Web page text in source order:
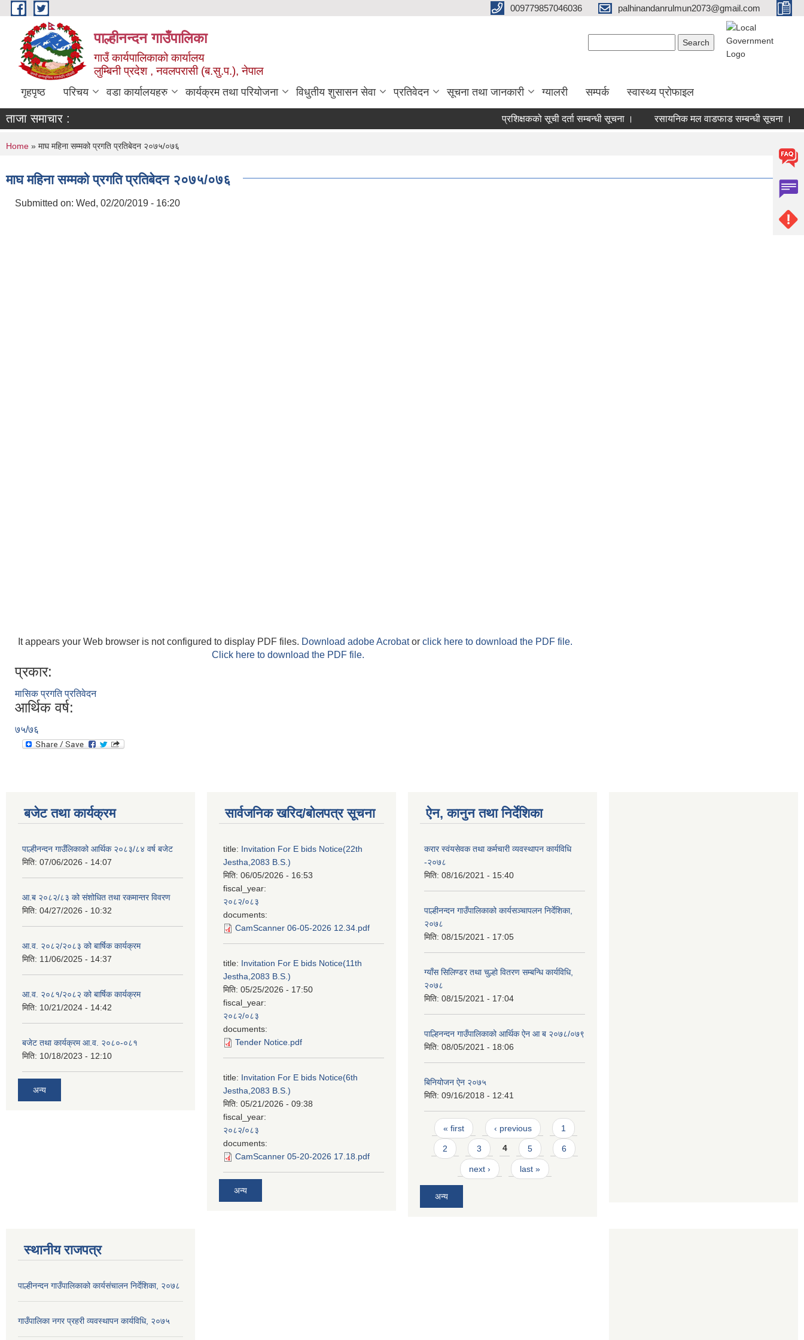
Skip to main content 009779857046036 palhinandanrulmun2073@gmail.com
पाल्हीनन्दन गाउँपालिका
गाउँ कार्यपालिकाको कार्यालय
लुम्बिनी प्रदेश , नवलपरासी (ब.सु.प.), नेपाल
गृहपृष्ठ परिचय वडा कार्यालयहरु कार्यक्रम तथा परियोजना विधुतीय शुसासन सेवा प्रतिवेदन सूचना तथा जानकारी ग्यालरी सम्पर्क स्वास्थ्य प्रोफाइल
ताजा समाचार : प्रशिक्षकको सूची दर्ता सम्बन्धी सूचना । रसायनिक मल वाडफाड सम्बन्धी सूचना ।
You are here
Home » माघ महिना सम्मको प्रगति प्रतिबेदन २०७५/०७६
माघ महिना सम्मको प्रगति प्रतिबेदन २०७५/०७६
Submitted on: Wed, 02/20/2019 - 16:20
It appears your Web browser is not configured to display PDF files. Download adobe Acrobator click here to download the PDF file.
Click here to download the PDF file.
प्रकार:
मासिक प्रगति प्रतिवेदन
आर्थिक वर्ष:
७५/७६
बजेट तथा कार्यक्रम
पाल्हीनन्दन गाउँलिकाको आर्थिक २०८३/८४ वर्ष बजेट
मिति: 07/06/2026 - 14:07
आ.ब २०८२/८३ को संशोधित तथा रकमान्तर विवरण
मिति: 04/27/2026 - 10:32
आ.व. २०८२/२०८३ को बार्षिक कार्यक्रम
मिति: 11/06/2025 - 14:37
आ.व. २०८१/२०८२ को बार्षिक कार्यक्रम
मिति: 10/21/2024 - 14:42
बजेट तथा कार्यक्रम आ.व. २०८०-०८१
मिति: 10/18/2023 - 12:10
अन्य
सार्वजनिक खरिद/बोलपत्र सूचना
title: Invitation For E bids Notice(22th
Jestha,2083 B.S.)
मिति: 06/05/2026 - 16:53
fiscal_year:
२०८२/०८३
documents:
CamScanner 06-05-2026 12.34.pdf
title: Invitation For E bids Notice(11th
Jestha,2083 B.S.)
मिति: 05/25/2026 - 17:50
fiscal_year:
२०८२/०८३
documents:
Tender Notice.pdf
title: Invitation For E bids Notice(6th
Jestha,2083 B.S.)
मिति: 05/21/2026 - 09:38
fiscal_year:
२०८२/०८३
documents:
CamScanner 05-20-2026 17.18.pdf
अन्य
ऐन, कानुन तथा निर्देशिका
करार स्वंयसेवक तथा कर्मचारी व्यवस्थापन कार्यविधि
-२०७८
मिति: 08/16/2021 - 15:40
पाल्हीनन्दन गाउँपालिकाको कार्यसञ्चापलन निर्देशिका,
२०७८
मिति: 08/15/2021 - 17:05
ग्याँस सिलिण्डर तथा चुल्हो वितरण सम्बन्धि कार्यविधि,
२०७८
मिति: 08/15/2021 - 17:04
पाल्हिनन्दन गाउँपालिकाको आर्थिक ऐन आ ब २०७८/०७९
मिति: 08/05/2021 - 18:06
बिनियोजन ऐन २०७५
मिति: 09/16/2018 - 12:41
Pages
« first ‹ previous 1
2 3 4 5 6
next › last »
अन्य
स्थानीय राजपत्र
पाल्हीनन्दन गाउँपालिकाको कार्यसंचालन निर्देशिका, २०७८
गाउँपालिका नगर प्रहरी व्यवस्थापन कार्यविधि, २०७५